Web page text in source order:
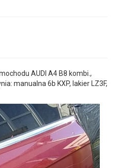
AUDI A4 B8 kombi.,
manualna 6b KXP, lakier LZ3F,